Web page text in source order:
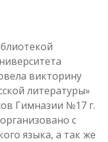
викторину
литературы»
Гимназии №17 г.
с
языка, а так же